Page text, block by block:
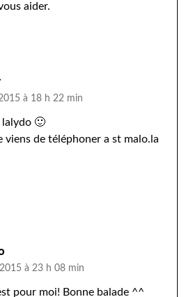
aider.
à 18 h 22 min
lalydo 🙂
viens de téléphoner a st malo.la
à 23 h 08 min
pour moi! Bonne balade ^^